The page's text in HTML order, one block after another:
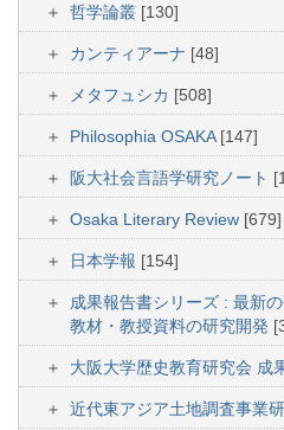
哲学論叢 [130]
カンティアーナ [48]
メタフュシカ [508]
Philosophia OSAKA [147]
阪大社会言語学研究ノート
Osaka Literary Review [679]
日本学報 [154]
成果報告書シリーズ : 最新
教材・教授資料の研究開発
大阪大学歴史教育研究会 成
近代東アジア土地調査事業